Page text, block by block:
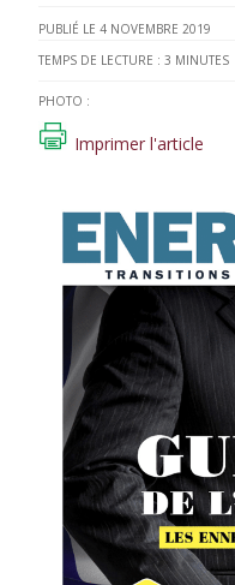
4 NOVEMBRE 2019
TEMPS DE LECTURE : 3 MINUTES
PHOTO :
Imprimer l'article